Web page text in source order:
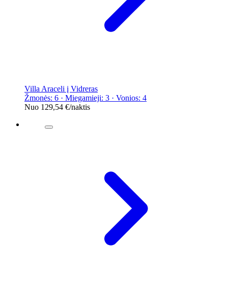
Villa Araceli į Vidreras
Žmonės: 6 · Miegamieji: 3 · Vonios: 4
Nuo 129,54 €/naktis